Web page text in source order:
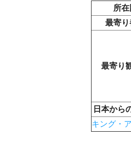
所在
最寄り
最寄り
日本から
キング・